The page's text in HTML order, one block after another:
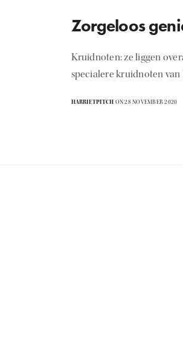
Zorgeloos
Kruidnoten: ze liggen
specialere kruidnoten
HARRIETPITCH ON 28 NOVEMBER 2020